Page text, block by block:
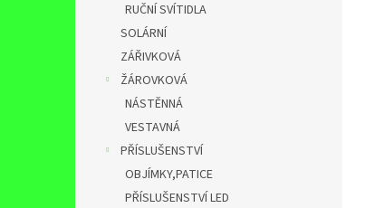
RUČNÍ SVÍTIDLA
SOLÁRNÍ
ZÁŘIVKOVÁ
ŽÁROVKOVÁ
NÁSTĚNNÁ
VESTAVNÁ
PŘÍSLUŠENSTVÍ
OBJÍMKY,PATICE
PŘÍSLUŠENSTVÍ LED